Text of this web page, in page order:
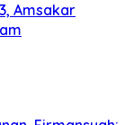
Amsakar